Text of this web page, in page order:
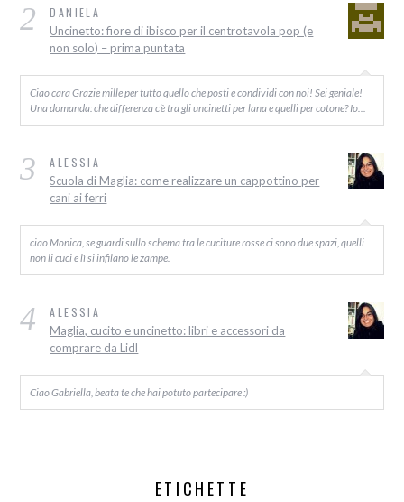
2 DANIELA
Uncinetto: fiore di ibisco per il centrotavola pop (e
non solo) – prima puntata
Ciao cara Grazie mille per tutto quello che posti e condividi con noi! Sei geniale!
Una domanda: che differenza c’è tra gli uncinetti per lana e quelli per cotone? Io…
3 ALESSIA
Scuola di Maglia: come realizzare un cappottino per
cani ai ferri
ciao Monica, se guardi sullo schema tra le cuciture rosse ci sono due spazi, quelli
non li cuci e lì si infilano le zampe.
4 ALESSIA
Maglia, cucito e uncinetto: libri e accessori da
comprare da Lidl
Ciao Gabriella, beata te che hai potuto partecipare :)
ETICHETTE